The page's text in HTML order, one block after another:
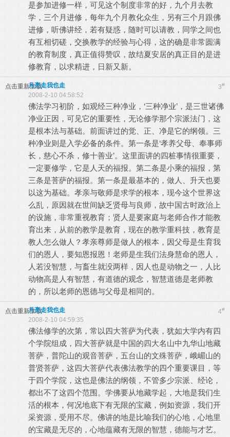
是参加进修一样，可见这个制度非常的好，九个月去教
学，三个月进修，每年九个月教化众生，另有三个月跟佛
进修，听佛讲经，若有疑惑，随时可以请教，同学之间也
有互相切磋，交换教学的经验与心得，这的确是非常圆满
的教育制度，真正值得赞叹，故结夏安居的真正目的是进
修教育，以求精进，日新又新。
点击重新加载 3#
月亮走我也走
2008-2-10 04:58:52
佛法学习初阶，如观经三种净业，‘三种净业’，是三世诸佛
净业正因，可见它的重要性，无论修学那个宗派法门，这
是根本法与基础。前面讲过的觉、正、净是它的纲领。三
种净业则是入学必备的条件。第一条是‘孝养父母、奉事师
长，慈心不杀，修十善业’。这里面讲的四桩事情很重要，
一定要修学，它是人天的福报。第二条是小乘的福报，第
三条是菩萨的福报。第一条是最基本的，做人、升天也要
以这为基础。孝亲与敬师是求学的根本，现今这个世界这
么乱，原因就在世间缺乏贤母与良师，故中国古时政治上
的设施，非常重视教育；贤人是要家庭与老师合作才能教
育出来，从前的教学是教育，现在的教学重科技，教育是
教人怎么做人？孝亲尊师是做人的根本，因父母是生育我
们的恩人，要知恩报恩！老师是生我们法身慧命的恩人，
人若没智慧，与畜生就没两样，因人也是动物之一，人比
动物高是人有智慧，有道德的观念，智慧道德是老师教
的，所以老师的恩德与父母是相同的。
点击重新加载 4#
月亮走我也走
2008-2-10 04:59:35
佛法修学的次第，常以四大菩萨为代表，犹如大学内有四
个学院组成，四大菩萨就是中国的四大名山中九华山地藏
菩萨，普陀山的观音菩萨，五台山的文殊菩萨，峨嵋山的
普贤菩萨，这四大菩萨代表佛法教学的四个重要课目，等
于四个学院，这也是佛法的纲领，不管多少宗派、经论，
都出不了这四个范围。学佛要从地藏学起，大地是我们生
活的根本，何况地底下有无限的宝藏，例如资源，我们开
采资源，受用不尽。佛讲的地是比喻我们的心地，心地里
的宝藏是无尽的，心地蕴藏有无限的智慧，德能与才艺。